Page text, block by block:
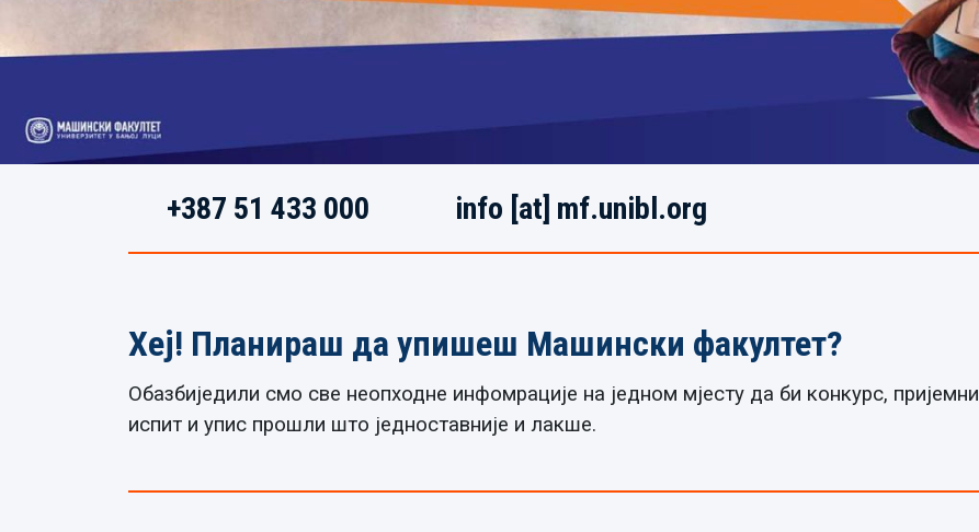
+387 51 433 000 info [at] mf.unibl.org
Хеј! Планираш да упишеш Машински факултет?
Обазбиједили смо све неопходне инфомрације на једном мјесту да би конкурс, пријемни
испит и упис прошли што једноставније и лакше.